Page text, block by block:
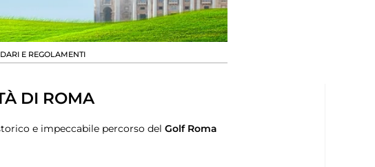
E REGOLAMENTI
DI ROMA
e impeccabile percorso del Golf Roma